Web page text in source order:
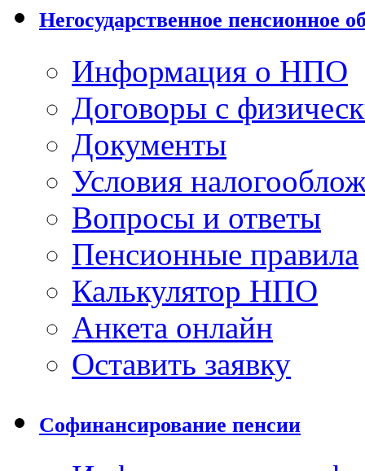
Негосударственное пенсионное
Информация о НПО
Договоры с
Документы
Условия
Вопросы и ответы
Пенсионные правила
Калькулятор НПО
Анкета онлайн
Оставить заявку
Софинансирование пенсии